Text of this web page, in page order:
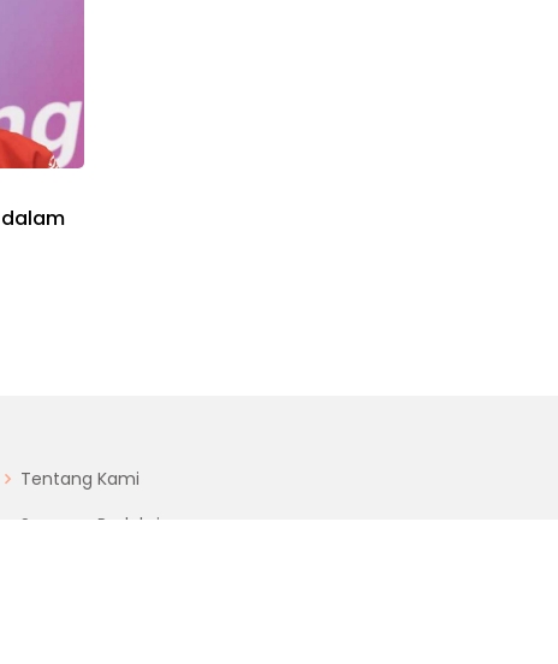
dalam
Tentang Kami
Susunan Redaksi